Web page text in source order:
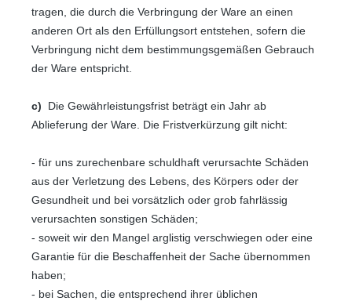
tragen, die durch die Verbringung der Ware an einen
anderen Ort als den Erfüllungsort entstehen, sofern die
Verbringung nicht dem bestimmungsgemäßen Gebrauch
der Ware entspricht.
c) Die Gewährleistungsfrist beträgt ein Jahr ab
Ablieferung der Ware. Die Fristverkürzung gilt nicht:
- für uns zurechenbare schuldhaft verursachte Schäden
aus der Verletzung des Lebens, des Körpers oder der
Gesundheit und bei vorsätzlich oder grob fahrlässig
verursachten sonstigen Schäden;
- soweit wir den Mangel arglistig verschwiegen oder eine
Garantie für die Beschaffenheit der Sache übernommen
haben;
- bei Sachen, die entsprechend ihrer üblichen